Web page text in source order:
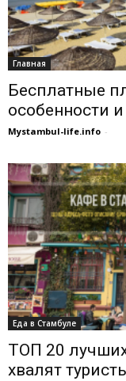
Главная
Бесплатные
особенности
Mystambul-life.info -
Еда в Стамбуле
ТОП 20
хвалят